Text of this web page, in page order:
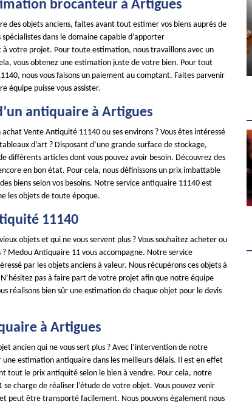
brocanteur à Artigues
des objets anciens, faites avant tout estimer vos biens auprès de
dans le domaine capable d’apporter
à votre projet. Pour toute estimation, nous travaillons avec un
vous obtenez une estimation juste de votre bien. Pour tout
nous vous faisons un paiement au comptant. Faites parvenir
équipe puisse vous assister.
antiquaire à Artigues
Vente Antiquité 11140 ou ses environs ? Vous êtes intéressé
d’art ? Disposant d’une grande surface de stockage,
différents articles dont vous pouvez avoir besoin. Découvrez des
en bon état. Pour cela, nous définissons un prix imbattable
biens selon vos besoins. Notre service antiquaire 11140 est
les objets de toute époque.
11140
objets et qui ne vous servent plus ? Vous souhaitez acheter ou
Medou Antiquaire 11 vous accompagne. Notre service
par les objets anciens à valeur. Nous récupérons ces objets à
pas à faire part de votre projet afin que notre équipe
réalisons bien sûr une estimation de chaque objet pour le devis
à Artigues
ancien qui ne vous sert plus ? Avec l’intervention de notre
une estimation antiquaire dans les meilleurs délais. Il est en effet
tout le prix antiquité selon le bien à vendre. Pour cela, notre
charge de réaliser l’étude de votre objet. Vous pouvez venir
peut être transporté facilement. Nous pouvons également nous